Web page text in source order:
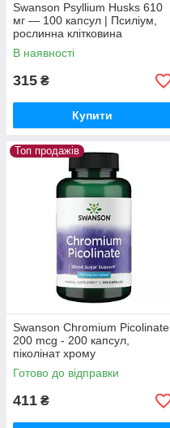
Swanson Psyllium Husks 610
мг — 100 капсул | Псиліум,
рослинна клітковина
В наявності
315 ₴
Купити
Топ продажів
Swanson Chromium Picolinate
200 mcg - 200 капсул,
піколінат хрому
Готово до відправки
411 ₴